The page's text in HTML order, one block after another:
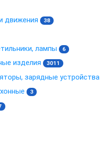
движения 38
лампы 6
изделия 3011
зарядные устройства
3